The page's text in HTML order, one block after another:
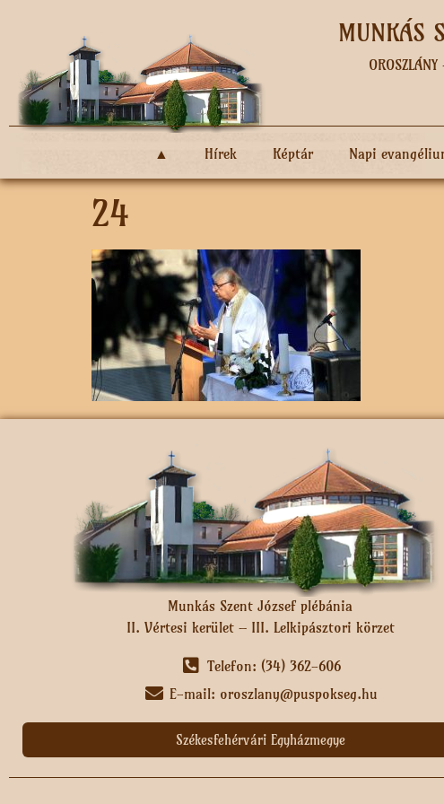
MUNKÁS
▲ Hírek Képtár Napi
24
Munkás Szent József plébánia
II. Vértesi kerület – III. Lelkipásztori körzet
Telefon: (34) 362-606
E-mail: oroszlany@puspokseg.hu
Székesfehérvári Egyházmegye